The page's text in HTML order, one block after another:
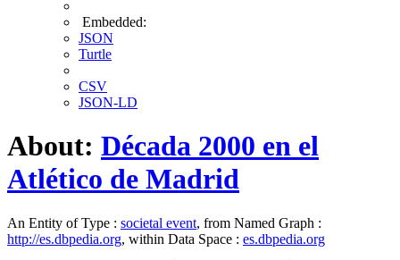
Embedded:
JSON
Turtle
CSV
JSON-LD
About: Década 2000 en el
Atlético de Madrid
An Entity of Type : societal event, from Named Graph :
http://es.dbpedia.org, within Data Space : es.dbpedia.org